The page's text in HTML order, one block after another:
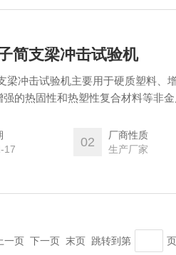
简支梁冲击试验机
梁冲击试验机主要用于硬质塑料、
的热固性和热塑性复合材料等非金
17
02
厂商性质
生产厂家
一页 下一页 末页 跳转到第 页